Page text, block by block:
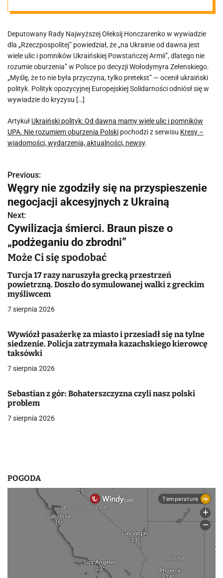
pomników UPA.
Nie rozumiem
oburzenia
Polski
Deputowany Rady Najwyższej Ołeksij Honczarenko w wywiadzie
dla „Rzeczpospolitej” powiedział, że „na Ukrainie od dawna jest
wiele ulic i pomników Ukraińskiej Powstańczej Armii”, dlatego nie
rozumie oburzenia” w Polsce po decyzji Wołodymyra Zełenskiego.
„Myślę, że to nie była przyczyna, tylko pretekst” — ocenił ukraiński
polityk. Polityk opozycyjnej Europejskiej Solidarności odniósł się w
wywiadzie do kryzysu […]
Artykuł Ukraiński polityk: Od dawna mamy wiele ulic i pomników
UPA. Nie rozumiem oburzenia Polski pochodzi z serwisu Kresy –
wiadomości, wydarzenia, aktualności, newsy.
N
a
w
i
g
a
c
j
a
w
p
s
u
Previous:
Węgry nie zgodziły się na przyspieszenie
negocjacji akcesyjnych z Ukrainą
Next:
Cywilizacja śmierci. Braun pisze o
„podżeganiu do zbrodni”
Może Ci się spodobać
Turcja 17 razy naruszyła grecką przestrzeń
powietrzną. Doszło do symulowanej walki z greckim
myśliwcem
7 sierpnia 2026
Wywiózł pasażerkę za miasto i przesiadł się na tylne
siedzenie. Policja zatrzymała kazachskiego kierowcę
taksówki
7 sierpnia 2026
Sebastian z gór: Bohaterszczyzna czyli nasz polski
problem
7 sierpnia 2026
POGODA